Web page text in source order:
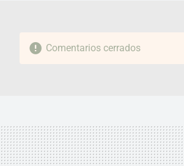
Comentarios cerrados